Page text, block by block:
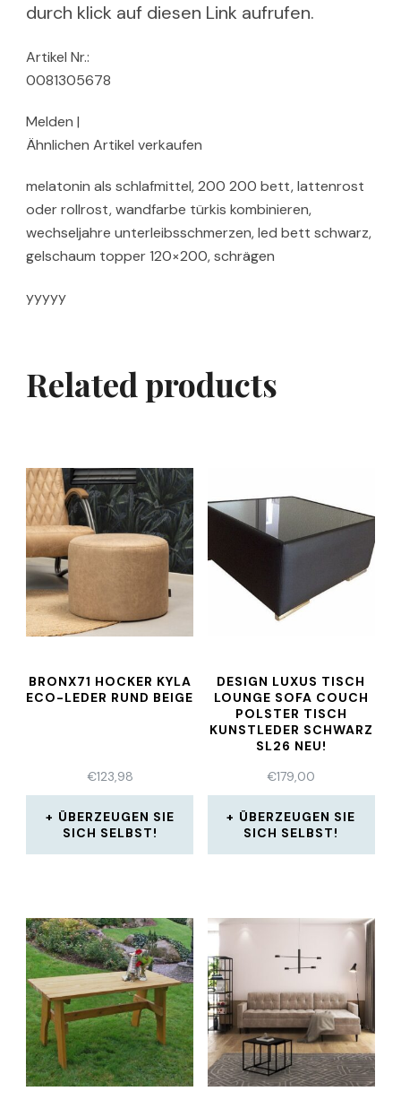
durch klick auf diesen Link aufrufen.
Artikel Nr.:
0081305678
Melden |
Ähnlichen Artikel verkaufen
melatonin als schlafmittel, 200 200 bett, lattenrost
oder rollrost, wandfarbe türkis kombinieren,
wechseljahre unterleibsschmerzen, led bett schwarz,
gelschaum topper 120×200, schrägen
yyyyy
Related products
BRONX71 HOCKER KYLA
ECO-LEDER RUND BEIGE
€123,98
ÜBERZEUGEN SIE
SICH SELBST!
DESIGN LUXUS TISCH
LOUNGE SOFA COUCH
POLSTER TISCH
KUNSTLEDER SCHWARZ
SL26 NEU!
€179,00
ÜBERZEUGEN SIE
SICH SELBST!